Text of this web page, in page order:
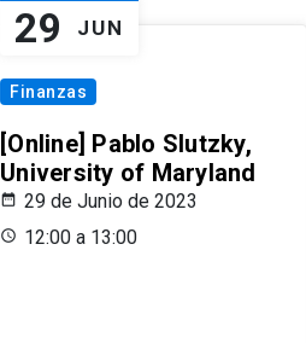
29 JUN
Finanzas
[Online] Pablo Slutzky,
University of Maryland
29 de Junio de 2023
12:00 a 13:00